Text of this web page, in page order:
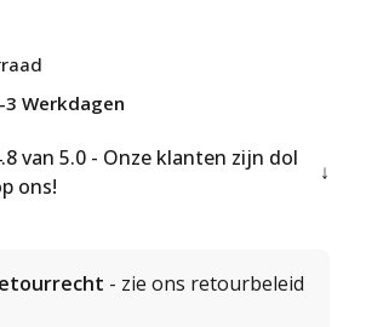
3 Werkdagen
van 5.0 - Onze klanten zijn dol
ons!
- zie ons retourbeleid